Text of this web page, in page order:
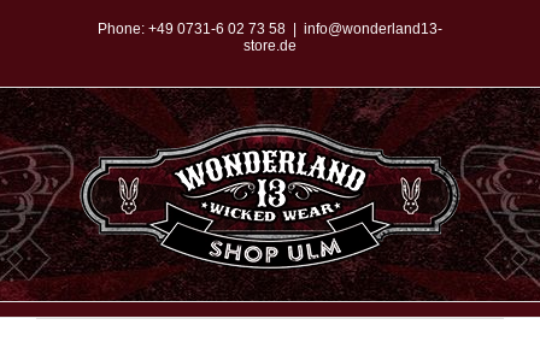
springen
Phone: +49 0731-6 02 73 58
info@wonderland13-
store.de